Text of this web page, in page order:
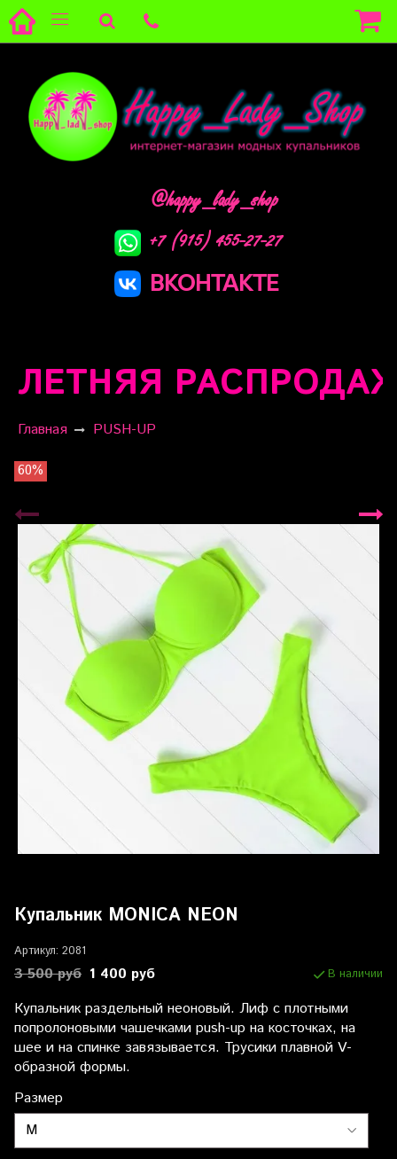
@happy_lady_shop
+7 (915) 455-27-27
ВКОНТАКТЕ
РАСПРОДАЖА
Главная PUSH-UP
60%
Купальник MONICA NEON
Артикул: 2081
3 500 руб 1 400 руб В наличии
Купальник раздельный неоновый. Лиф с плотными
попролоновыми чашечками push-up на косточках, на
шее и на спинке завязывается. Трусики плавной V-
образной формы.
Размер